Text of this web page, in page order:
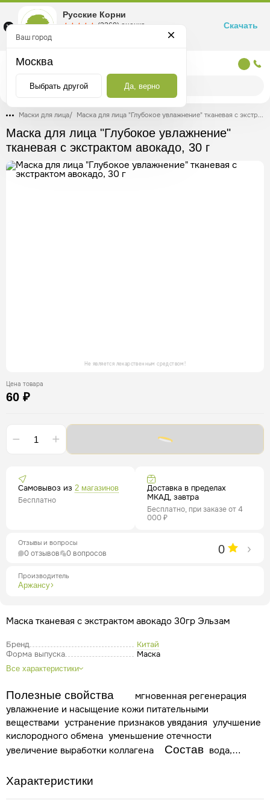
Маски для лица/ Маска для лица "Глубокое увлажнение" тканевая с экстрактом авокадо, 30 г
Маска для лица "Глубокое увлажнение"
тканевая с экстрактом авокадо, 30 г
Не является лекарственным средством!
Маска тканевая с экстрактом авокадо 30гр Эльзам
Бренд
Китай
Форма выпуска
Маска
Все характеристики
Цена товара
60 ₽
Самовывоз из 2 магазинов
Бесплатно
Доставка в пределах
МКАД, завтра
Бесплатно, при заказе от 4
000 ₽
Отзывы и вопросы
0 отзывов 0 вопросов 0
Производитель
Аржансу
Полезные свойства
мгновенная регенерация
увлажнение и насыщение кожи питательными
веществами устранение признаков увядания улучшение
кислородного обмена уменьшение отечности
увеличение выработки коллагена
Состав вода,
корни рейнутрии японской, корни шлемника
байкальского, чайные листья, корни солодки, цветы
Характеристики
Ваш город
Москва
Выбрать другой Да, верно
Русские Корни
☆☆☆☆☆
★★★★★ (2360) оценка
Маркетплейс товаров для здоровья
Скачать